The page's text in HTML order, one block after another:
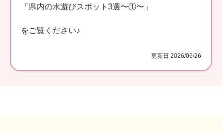
「県内の水遊びスポット3選〜①〜」
をご覧ください♪
更新日 2026/06/26